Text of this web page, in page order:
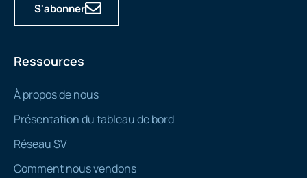
Ressources
À propos de nous
Présentation du tableau de bord
Réseau SV
Comment nous vendons
S'abonner